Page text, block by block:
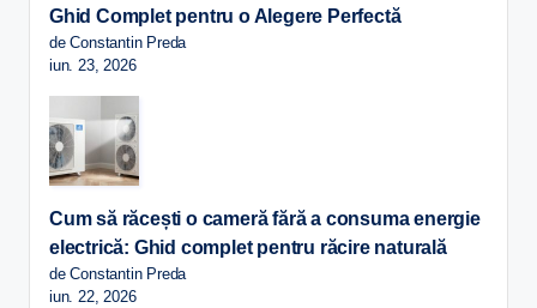
Ghid Complet pentru o Alegere Perfectă
de Constantin Preda
iun. 23, 2026
Cum să răcești o cameră fără a consuma energie
electrică: Ghid complet pentru răcire naturală
de Constantin Preda
iun. 22, 2026